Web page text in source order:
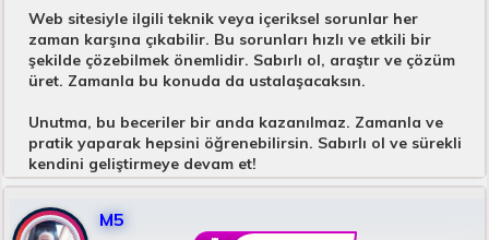
Web sitesiyle ilgili teknik veya içeriksel sorunlar her
zaman karşına çıkabilir. Bu sorunları hızlı ve etkili bir
şekilde çözebilmek önemlidir. Sabırlı ol, araştır ve çözüm
üret. Zamanla bu konuda da ustalaşacaksın.
Unutma, bu beceriler bir anda kazanılmaz. Zamanla ve
pratik yaparak hepsini öğrenebilirsin. Sabırlı ol ve sürekli
kendini geliştirmeye devam et!
M5